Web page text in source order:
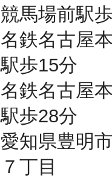
競馬場前駅
名鉄名古屋
駅歩15分
名鉄名古屋
駅歩28分
愛知県豊明
７丁目